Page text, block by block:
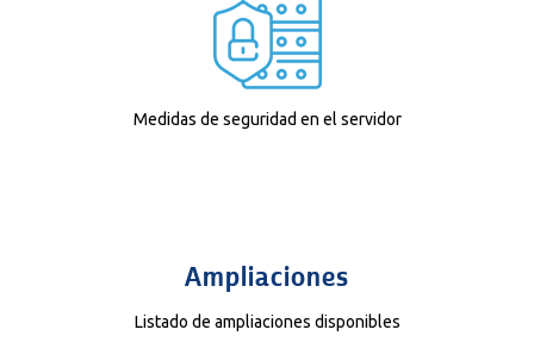
Medidas de seguridad en el servidor
Ampliaciones
Listado de ampliaciones disponibles